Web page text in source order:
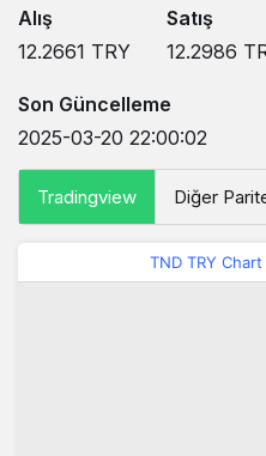
Alış
12.2661 TRY
Satış
12.2986
Son Güncelleme
2025-03-20 22:00:02
Tradingview Diğer
TND TRY Chart